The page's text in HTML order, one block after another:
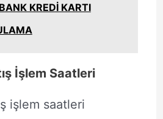
KREDİ KARTI
İşlem Saatleri
işlem saatleri